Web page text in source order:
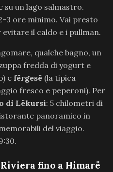
su un lago salmastro.
3 ore minimo. Vai presto
il caldo e i pullman.
qualche bagno, un
fredda di yogurt e
e fërgesë (la tipica
fresco e peperoni). Per
di Lëkursi: 5 chilometri di
panoramico in
del viaggio.
fino a Himarë